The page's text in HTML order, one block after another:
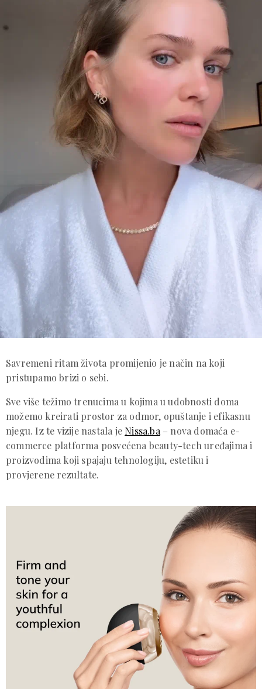
Savremeni ritam života promijenio je način na koji
pristupamo brizi o sebi.
Sve više težimo trenucima u kojima u udobnosti doma
možemo kreirati prostor za odmor, opuštanje i efikasnu
njegu. Iz te vizije nastala je Nissa.ba– nova domaća e-
commerce platforma posvećena beauty-tech uređajima i
proizvodima koji spajaju tehnologiju, estetiku i
provjerene rezultate.